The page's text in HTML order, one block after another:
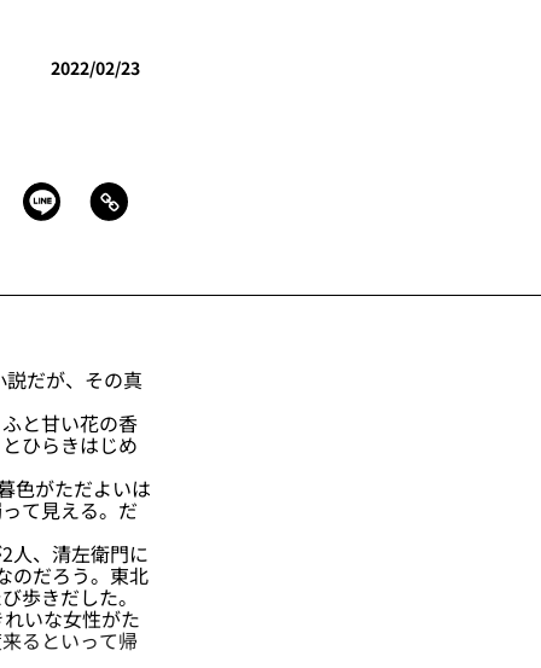
2022/02/23
だが、その真
と甘い花の香
ひらきはじめ
色がただよいは
て見える。だ
人、清左衛門に
のだろう。東北
歩きだした。
いな女性がた
るといって帰